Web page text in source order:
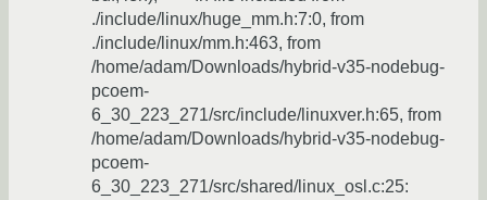
./include/linux/huge_mm.h:7:0, from
./include/linux/mm.h:463, from
/home/adam/Downloads/hybrid-v35-nodebug-
pcoem-
6_30_223_271/src/include/linuxver.h:65, from
/home/adam/Downloads/hybrid-v35-nodebug-
pcoem-
6_30_223_271/src/shared/linux_osl.c:25: